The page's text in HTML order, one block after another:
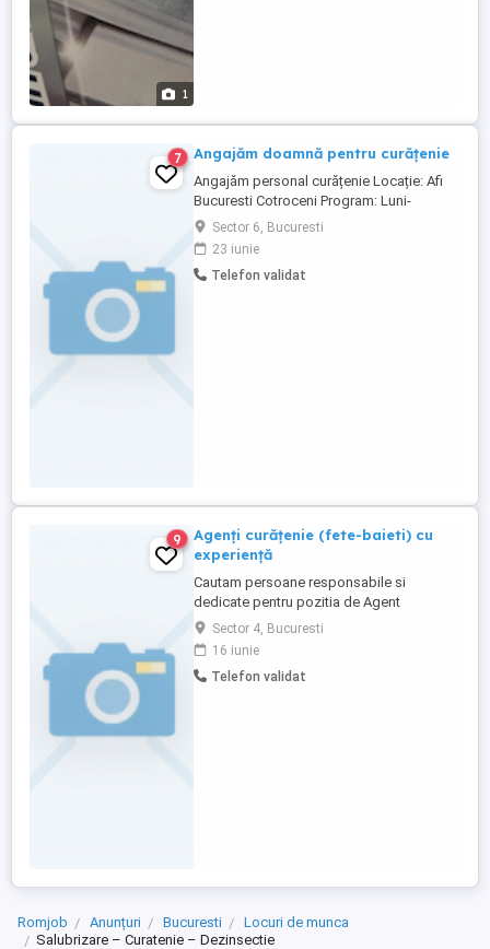
1
7 Angajăm doamnă pentru curățenie
Angajăm personal curățenie Locație: Afi
Bucuresti Cotroceni Program: Luni-
Duminică, 4 ore zi part-time, interval
Salariu: 1.600 lei net Pentru mai multe
informații sau pentru a aplica, sunați la
numarul afisat.
Sector 6, Bucuresti
23 iunie
Telefon validat
9
Agenți curățenie (fete-baieti) cu
experiență
Cautam persoane responsabile si
dedicate pentru pozitia de Agent
Curatenie. Candidatul ideal va fi
responsabil de mentinerea curateniei si
igienei in spatiile desemnate. Program
3ore 7-10 sau 2 ore 8-10 .Sun Plaza sector
Sector 4, Bucuresti
16 iunie
Telefon validat
Romjob Anunțuri Bucuresti
Locuri de munca
Salubrizare – Curatenie – Dezinsectie